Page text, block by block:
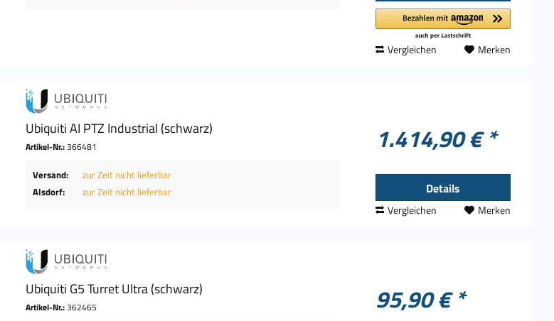
Vergleichen Merken
Ubiquiti AI PTZ Industrial (schwarz)
Artikel-Nr.:366481
Versand:
zur Zeit nicht lieferbar
Alsdorf:
zur Zeit nicht lieferbar
1.414,90 € *
Details
Vergleichen Merken
Ubiquiti G5 Turret Ultra (schwarz)
Artikel-Nr.:362465 95,90 € *